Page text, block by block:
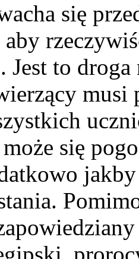
się
Jest to
musi
się
jakby